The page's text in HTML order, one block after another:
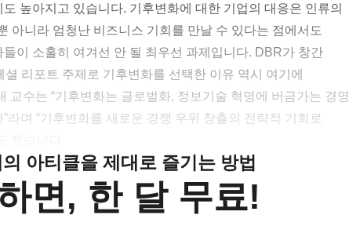
높아지고 있습니다. 기후변화에 대한 기업의 대응은 인류의
아니라 엄청난 비즈니스 기회를 만날 수 있다는 점에서도
이 소홀히 여겨선 안 될 최우선 과제입니다. DBR가 창간
리포트 주제로 기후변화를 선택한 이유 역시 여기에
교수는 “기후변화는 글로벌화, 정보기술 혁명에 버금가는 경영
라며 “기후변화를 새로운 경쟁 우위 창출의 전략적 기회로
아티클을 제대로 즐기는 방법
면, 한 달 무료!